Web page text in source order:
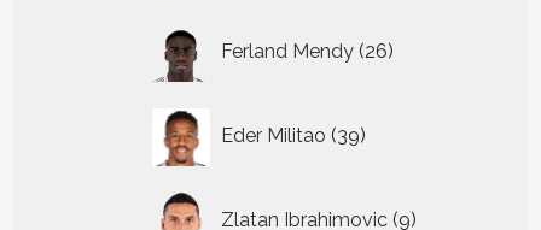
Ferland Mendy 26
producten
Eder Militao 39
producten
Zlatan Ibrahimovic 9